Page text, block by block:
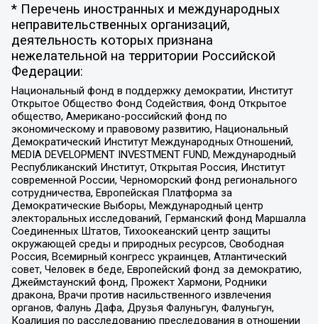
* Перечень иностранных и международных
неправительственных организаций,
деятельность которых признана
нежелательной на территории Российской
Федерации:
Национальный фонд в поддержку демократии, Институт
Открытое Общество Фонд Содействия, Фонд Открытое
общество, Американо-российский фонд по
экономическому и правовому развитию, Национальный
Демократический Институт Международных Отношений,
MEDIA DEVELOPMENT INVESTMENT FUND, Международный
Республиканский Институт, Открытая Россия, Институт
современной России, Черноморский фонд регионального
сотрудничества, Европейская Платформа за
Демократические Выборы, Международный центр
электоральных исследований, Германский фонд Маршалла
Соединенных Штатов, Тихоокеанский центр защиты
окружающей среды и природных ресурсов, Свободная
Россия, Всемирный конгресс украинцев, Атлантический
совет, Человек в беде, Европейский фонд за демократию,
Джеймстаунский фонд, Прожект Хармони, Родники
дракона, Врачи против насильственного извлечения
органов, Фалунь Дафа, Друзья Фалуньгун, Фалуньгун,
Коалиция по расследованию преследования в отношении